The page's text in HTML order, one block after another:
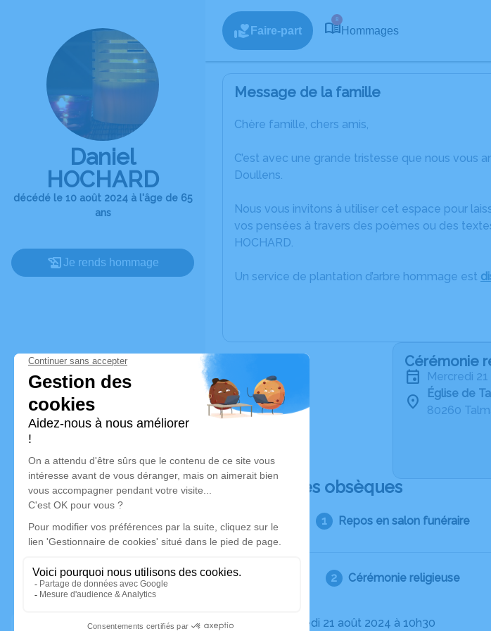
Daniel
HOCHARD
décédé le 10 août 2024 à l'âge de 65
ans
Je rends hommage
Faire-part
8
Hommages
Message de la famille
Chère famille, chers amis,
C’est avec une grande tristesse que nous vous
Doullens.
Nous vous invitons à utiliser cet espace pour
vos pensées à travers des poèmes ou des
HOCHARD.
Un service de plantation d’arbre hommage est
Cérémonie
mercredi
Église de
80260
Déroulé des obsèques
Repos en salon funéraire
Cérémonie religieuse
Le mercredi 21 août 2024 à 10h30